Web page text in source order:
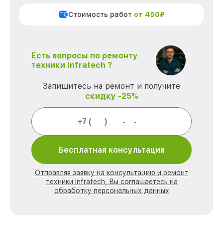
Стоимость работ от 450₽
Есть вопросы по ремонту
техники Infratech ?
Запишитесь на ремонт и получите
скидку -25%
Бесплатная консультация
Отправляя заявку на консультацию и ремонт
техники Infratech, Вы соглашаетесь на
обработку персональных данных